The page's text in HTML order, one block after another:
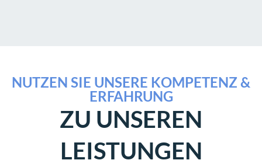
NUTZEN SIE UNSERE KOMPETENZ &
ERFAHRUNG
ZU UNSEREN
LEISTUNGEN